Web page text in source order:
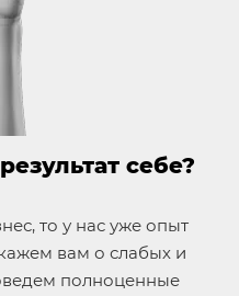
себе?
то у нас уже опыт
вам о слабых и
полноценные